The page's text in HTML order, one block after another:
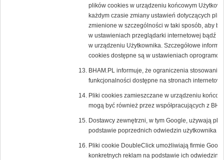
plików cookies w urządzeniu końcowym
każdym czasie zmiany ustawień dotyczących
zmienione w szczególności w taki sposób, aby
w ustawieniach przeglądarki internetowej bądź
w urządzeniu Użytkownika. Szczegółowe
cookies dostępne są w ustawieniach
BHAM.PL informuje, że ograniczenia stosowania
funkcjonalności dostępne na stronach
Pliki cookies zamieszczane w urządzeniu
mogą być również przez współpracujących z
Dostawcy zewnętrzni, w tym Google, używają
podstawie poprzednich odwiedzin użytkownika
Pliki cookie DoubleClick umożliwiają firmie
konkretnych reklam na podstawie ich odwiedzin